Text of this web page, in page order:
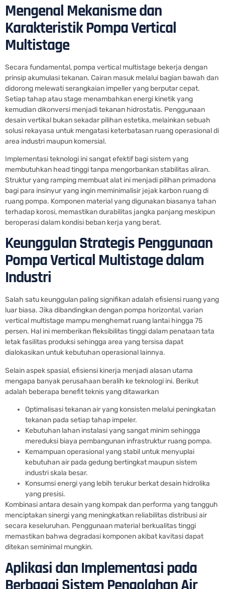
Mengenal Mekanisme dan
Karakteristik Pompa Vertical
Multistage
Secara fundamental, pompa vertical multistage bekerja dengan
prinsip akumulasi tekanan. Cairan masuk melalui bagian bawah dan
didorong melewati serangkaian impeller yang berputar cepat.
Setiap tahap atau stage menambahkan energi kinetik yang
kemudian dikonversi menjadi tekanan hidrostatis. Penggunaan
desain vertikal bukan sekadar pilihan estetika, melainkan sebuah
solusi rekayasa untuk mengatasi keterbatasan ruang operasional di
area industri maupun komersial.
Implementasi teknologi ini sangat efektif bagi sistem yang
membutuhkan head tinggi tanpa mengorbankan stabilitas aliran.
Struktur yang ramping membuat alat ini menjadi pilihan primadona
bagi para insinyur yang ingin meminimalisir jejak karbon ruang di
ruang pompa. Komponen material yang digunakan biasanya tahan
terhadap korosi, memastikan durabilitas jangka panjang meskipun
beroperasi dalam kondisi beban kerja yang berat.
Keunggulan Strategis Penggunaan
Pompa Vertical Multistage dalam
Industri
Salah satu keunggulan paling signifikan adalah efisiensi ruang yang
luar biasa. Jika dibandingkan dengan pompa horizontal, varian
vertical multistage mampu menghemat ruang lantai hingga 75
persen. Hal ini memberikan fleksibilitas tinggi dalam penataan tata
letak fasilitas produksi sehingga area yang tersisa dapat
dialokasikan untuk kebutuhan operasional lainnya.
Selain aspek spasial, efisiensi kinerja menjadi alasan utama
mengapa banyak perusahaan beralih ke teknologi ini. Berikut
adalah beberapa benefit teknis yang ditawarkan
Optimalisasi tekanan air yang konsisten melalui peningkatan
tekanan pada setiap tahap impeler.
Kebutuhan lahan instalasi yang sangat minim sehingga
mereduksi biaya pembangunan infrastruktur ruang pompa.
Kemampuan operasional yang stabil untuk menyuplai
kebutuhan air pada gedung bertingkat maupun sistem
industri skala besar.
Konsumsi energi yang lebih terukur berkat desain hidrolika
yang presisi.
Kombinasi antara desain yang kompak dan performa yang tangguh
menciptakan sinergi yang meningkatkan reliabilitas distribusi air
secara keseluruhan. Penggunaan material berkualitas tinggi
memastikan bahwa degradasi komponen akibat kavitasi dapat
ditekan seminimal mungkin.
Aplikasi dan Implementasi pada